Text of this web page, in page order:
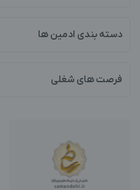
دسته بندی ادمین ها
فرصت های شغلی